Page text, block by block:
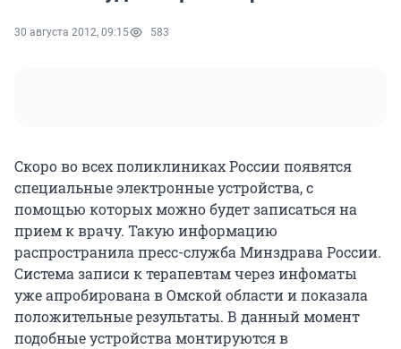
30 августа 2012, 09:15 583
Скоро во всех поликлиниках России появятся
специальные электронные устройства, с
помощью которых можно будет записаться на
прием к врачу. Такую информацию
распространила пресс-служба Минздрава России.
Система записи к терапевтам через инфоматы
уже апробирована в Омской области и показала
положительные результаты. В данный момент
подобные устройства монтируются в